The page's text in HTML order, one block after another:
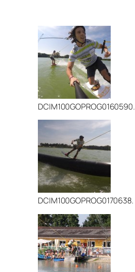
DCIM100GOPROG0160590.
DCIM100GOPROG0170638.